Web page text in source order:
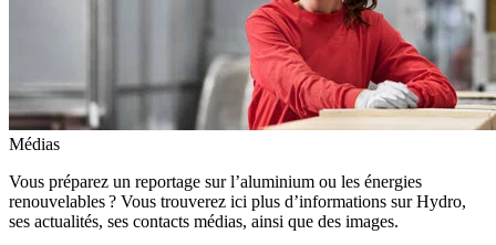
Médias
Vous préparez un reportage sur l’aluminium ou les énergies
renouvelables ? Vous trouverez ici plus d’informations sur Hydro,
ses actualités, ses contacts médias, ainsi que des images.